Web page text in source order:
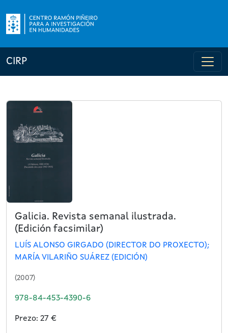
CIRP
Galicia. Revista semanal ilustrada.
(Edición facsimilar)
LUÍS ALONSO GIRGADO (DIRECTOR DO PROXECTO);
MARÍA VILARIÑO SUÁREZ (EDICIÓN)
(2007)
978-84-453-4390-6
Prezo: 27 €